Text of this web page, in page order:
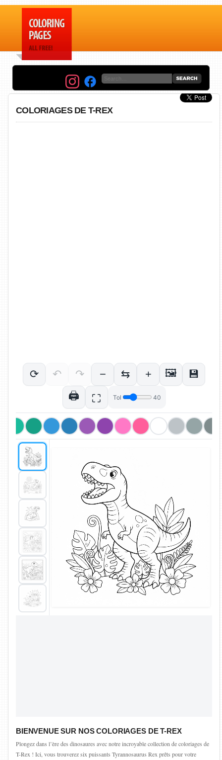
COLORIAGES DE T-REX
BIENVENUE SUR NOS COLORIAGES DE T-REX
Plongez dans l’ère des dinosaures avec notre incroyable collection de coloriages de
T-Rex ! Ici, vous trouverez six puissants Tyrannosaurus Rex prêts pour votre